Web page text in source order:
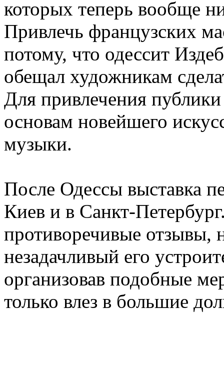
которых теперь вообще
Привлечь французских
потому, что одессит
обещал художникам
Для привлечения
основам новейшего
музыки.
После Одессы выставка
Киев и в Санкт-
противоречивые отзывы,
незадачливый его
организовав подобные
только влез в большие